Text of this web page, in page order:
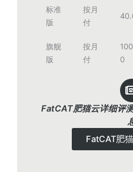
标准
版
按月
付
旗舰
版
按月
付
0
FatCAT肥猫云详细评
FatCAT肥